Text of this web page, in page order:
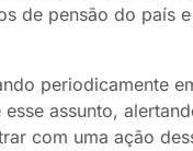
de pensão do país
periodicamente
assunto,
com uma ação